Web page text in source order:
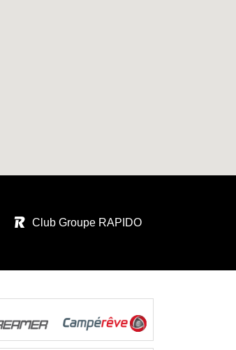
Club Groupe RAPIDO